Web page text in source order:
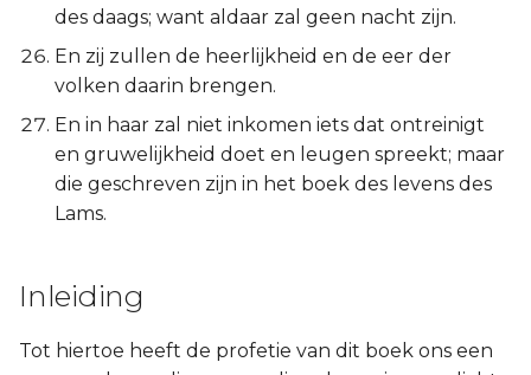
des daags; want aldaar zal geen nacht zijn.
En zij zullen de heerlijkheid en de eer der
volken daarin brengen.
En in haar zal niet inkomen iets dat ontreinigt
en gruwelijkheid doet en leugen spreekt; maar
die geschreven zijn in het boek des levens des
Lams.
Inleiding
Tot hiertoe heeft de profetie van dit boek ons een